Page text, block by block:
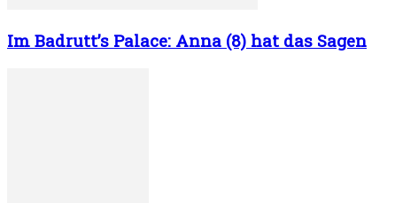
Im Badrutt’s Palace: Anna (8) hat das Sagen